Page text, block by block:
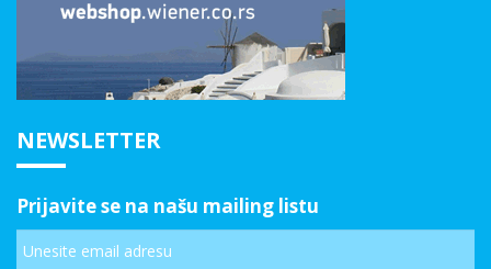
NEWSLETTER
Prijavite se na našu mailing listu